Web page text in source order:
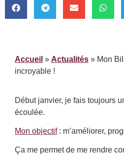
Accueil » Actualités » Mon
incroyable !
Début janvier, je fais toujours
écoulée.
Mon objectif: m’améliorer,
Ça me permet de me rendre